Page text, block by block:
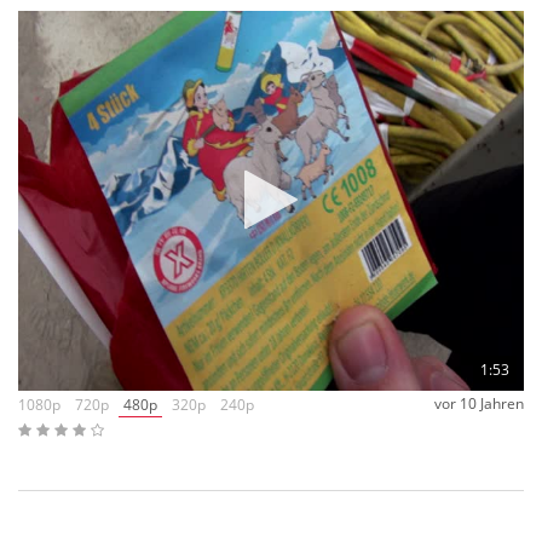
Böller.
Wir haben uns aufgrund der sehr späten Anlieferung dazu
entschieden unsere Weihnachtsfeiertage zu kürzen, um euch
diese Böller noch verpacken zu können.
Die Ernüchterung beim Auspacken der (zugegebenermaßen
wunderschön gestalteten) Päckchen war dann jedoch bei so
ziemlich jedem von uns groß. Die Verarbeitung war alles
andere als "retro" und auch die Knallwirkung ist eher mit
heutigen Standart-Böllern zu vergleichen.
Tja, Shit happens und wir haben unseren Kunden ja eine
Lösung angeboten, um den Schaden so gering wie möglich
ausfallen zu lassen. – Eigentlich jeder von euch hat sich mehr
als zufrieden mit diesem Lösungsvorschlag gezeigt und somit
können wir uns wieder ganz cool mit diesem Artikel
auseinandersetzen:
Nun denn… Der Knall ist nicht durschnittlich, die
Verarbeitung ist auch nicht pralle, die Päckchen an sich sind
schön. -> Der Preis ist diesen Umständen angepasst worden
nochmal zugreifen möchte.
1:53
1080p
720p 480p 320p 240p vor 10 Jahren